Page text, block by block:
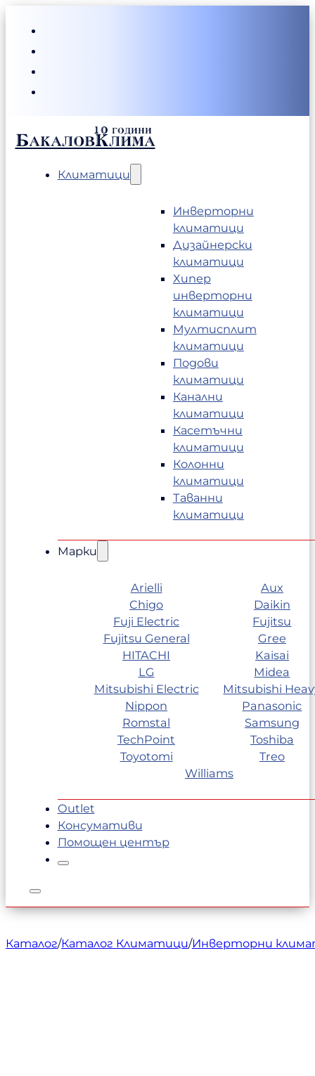
БакаловКлима
Климатици
Инверторни
климатици
Дизайнерски
климатици
Хипер
инверторни
климатици
Мултисплит
климатици
Подови
климатици
Канални
климатици
Касетъчни
климатици
Колонни
климатици
Таванни
климатици
Марки
Arielli
Aux
Chigo
Daikin
Fuji Electric
Fujitsu
Fujitsu General
Gree
HITACHI
Kaisai
LG
Midea
Mitsubishi Electric
Mitsubishi
Nippon
Panasonic
Romstal
Samsung
TechPoint
Toshiba
Toyotomi
Treo
Williams
Outlet
Консумативи
Помощен център
Каталог/Каталог Климатици/Инверторни